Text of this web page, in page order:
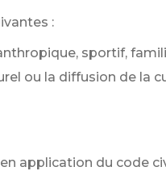
:
sportif,
ou la diffusion de la
application du code